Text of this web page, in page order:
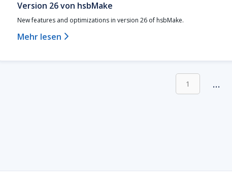
Version 26 von hsbMake
New features and optimizations in version 26 of hsbMake.
Mehr lesen 
1 ...